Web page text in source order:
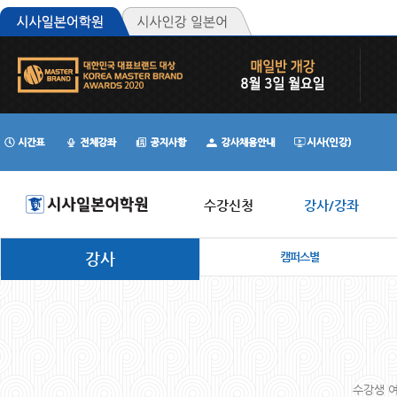
수강신청 강사/강좌
강사 캠퍼스별
수강생